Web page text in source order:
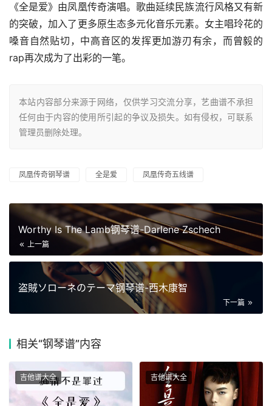
《全是爱》由凤凰传奇演唱。歌曲延续民族流行风格又有新
的突破，加入了更多原生态多元化音乐元素。女主唱玲花的
嗓音自然贴切，中高音区的发挥更加游刃有余，而曾毅的
rap再次成为了出彩的一笔。
本站内容部分来源于网络，仅供学习交流分享，艺曲谱不承担
任何由于内容的使用所引起的争议及损失。如有侵权，可联系
管理员删除处理。
凤凰传奇钢琴谱 全是爱 凤凰传奇五线谱
Worthy Is The Lamb钢琴谱-Darlene Zschech
上一篇
盗賊ソローネのテーマ钢琴谱-西木康智
下一篇
相关“钢琴谱”内容
吉他谱大全 吉他谱大全